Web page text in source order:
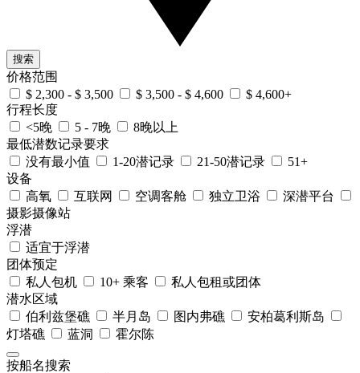
搜索
价格范围
$ 2,300 - $ 3,500
$ 3,500 - $ 4,600
$ 4,600+
行程长度
<5晚
5 - 7晚
8晚以上
最低潜数记录要求
没有最小值
1-20潜记录 21-50潜记录
51+
设备
高氧
互联网 空调客舱 独立卫浴
深潜平台
摄影摄像站
浮潜
适宜于浮潜
团体预定
私人包机
10+ 乘客
私人包租或团体
潜水区域
伯利兹堡礁
半月岛 图内弗礁
安柏葛利斯岛
灯塔礁
蓝洞 霍尔陈
按船名搜索